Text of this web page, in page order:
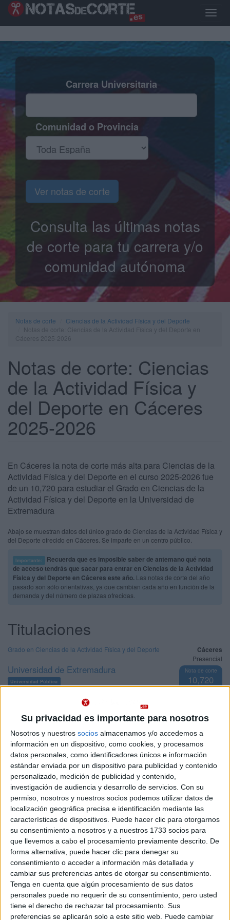
Su privacidad es importante para nosotros
Nosotros y nuestros socios almacenamos y/o accedemos a
información en un dispositivo, como cookies, y procesamos
datos personales, como identificadores únicos e información
estándar enviada por un dispositivo para publicidad y contenido
personalizado, medición de publicidad y contenido,
investigación de audiencia y desarrollo de servicios. Con su
permiso, nosotros y nuestros socios podemos utilizar datos de
localización geográfica precisa e identificación mediante las
características de dispositivos. Puede hacer clic para otorgarnos
su consentimiento a nosotros y a nuestros 1733 socios para
que llevemos a cabo el procesamiento previamente descrito. De
forma alternativa, puede hacer clic para denegar su
consentimiento o acceder a información más detallada y
cambiar sus preferencias antes de otorgar su consentimiento.
Tenga en cuenta que algún procesamiento de sus datos
personales puede no requerir de su consentimiento, pero usted
tiene el derecho de rechazar tal procesamiento. Sus
preferencias se aplicarán solo a este sitio web. Puede cambiar
Pasar
Toggle
Carrera Universitaria
Comunidad o Provincia
Ver notas de corte
Consulta las últimas notas
de corte para tu carrera y/o
comunidad autónoma
Notas de corte
Ciencias de la Actividad Física y del Deporte
Notas de corte: Ciencias
de la Actividad Física y
del Deporte en Cáceres
2025-2026
En Cáceres la nota de corte más alta para Ciencias de la
Actividad Física y del Deporte en el curso 2025-2026 fue
de un 10,720 para estudiar el Grado en Ciencias de la
Actividad Física y del Deporte en la Universidad de
Extremadura
Abajo se muestran datos del único grado de Ciencias de la Actividad Física y
del Deporte ofrecido en Cáceres. Se imparte en un centro público.
Importante:
Recuerda que es imposible saber de antemano qué nota
de acceso tendrás que sacar para entrar en Ciencias de la Actividad
Física y del Deporte en Cáceres este año. Las notas de corte del año
pasado son sólo orientativas, ya que cambian cada año en función de la
demanda y del número de plazas ofrecidas.
Titulaciones
Cáceres
Presencial
Nota de corte
10,720
Castellano
Grado en Ciencias de la Actividad Física y del Deporte
Universidad de Extremadura
Universidad Pública
Web de la facultad:http://www.unex.es/conoce-la-
Precio del primer curso: 709 €
Pídeles información ¡GRATIS!
Notas de corte Ciencias de la
Actividad Física y del Deporte
por provincias
Oferta en toda España
Ciencias de la Actividad Física y del Deporte A Coruña
Ciencias de la Actividad Física y del Deporte Alicante
Ciencias de la Actividad Física y del Deporte Almería
Ciencias de la Actividad Física y del Deporte Asturias